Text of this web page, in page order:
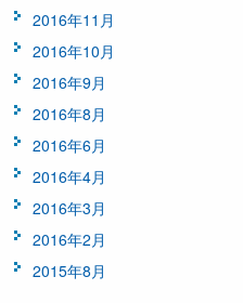
2016年11月
2016年10月
2016年9月
2016年8月
2016年6月
2016年4月
2016年3月
2016年2月
2015年8月